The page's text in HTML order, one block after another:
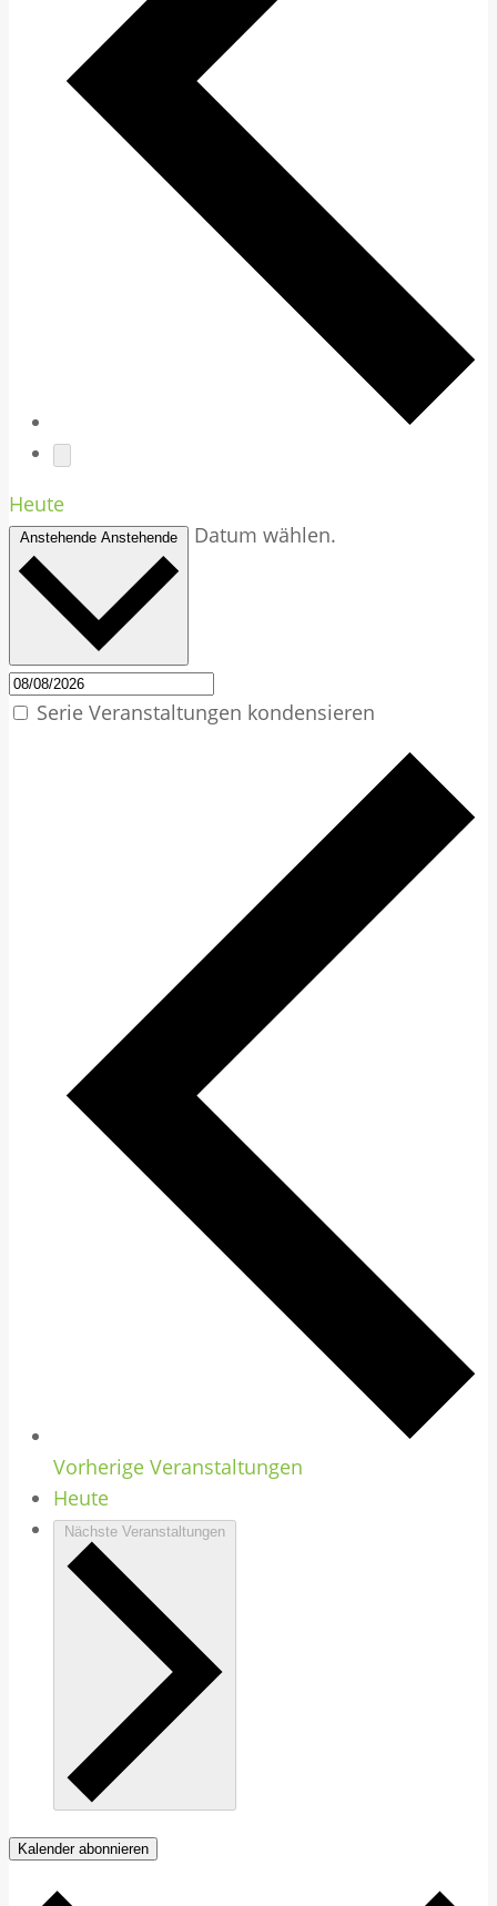
Heute
Anstehende Anstehende Datum wählen.
Serie Veranstaltungen kondensieren
Vorherige Veranstaltungen
Heute
Nächste Veranstaltungen
Kalender abonnieren